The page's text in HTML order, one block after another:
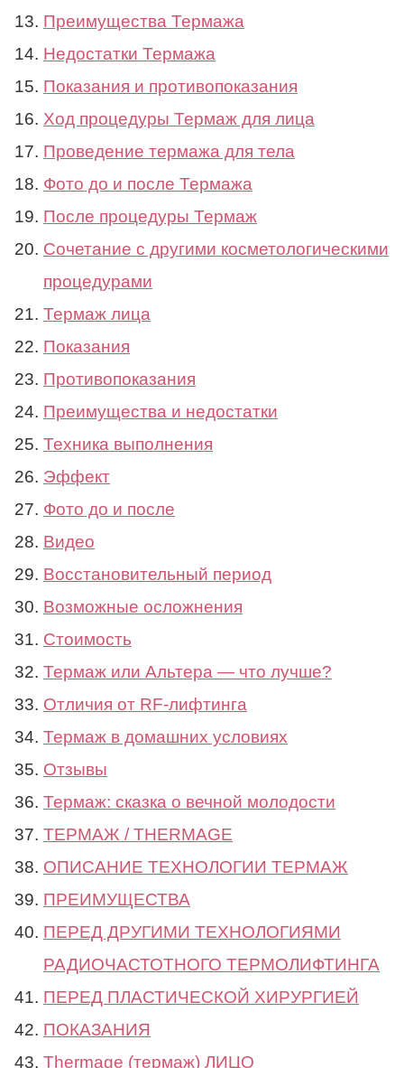
Преимущества Термажа
Недостатки Термажа
Показания и противопоказания
Ход процедуры Термаж для лица
Проведение термажа для тела
Фото до и после Термажа
После процедуры Термаж
Сочетание с другими косметологическими
процедурами
Термаж лица
Показания
Противопоказания
Преимущества и недостатки
Техника выполнения
Эффект
Фото до и после
Видео
Восстановительный период
Возможные осложнения
Стоимость
Термаж или Альтера — что лучше?
Отличия от RF-лифтинга
Термаж в домашних условиях
Отзывы
Термаж: сказка о вечной молодости
ТЕРМАЖ / THERMAGE
ОПИСАНИЕ ТЕХНОЛОГИИ ТЕРМАЖ
ПРЕИМУЩЕСТВА
ПЕРЕД ДРУГИМИ ТЕХНОЛОГИЯМИ
РАДИОЧАСТОТНОГО ТЕРМОЛИФТИНГА
ПЕРЕД ПЛАСТИЧЕСКОЙ ХИРУРГИЕЙ
ПОКАЗАНИЯ
Thermage (термаж) ЛИЦО